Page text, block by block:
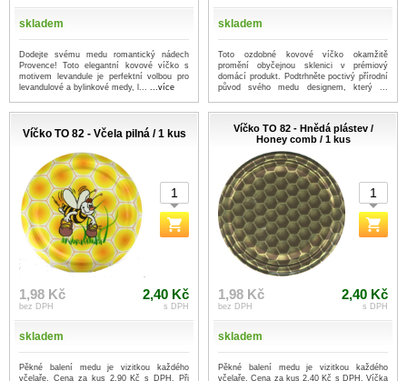
skladem
Dodejte svému medu romantický nádech
Provence! Toto elegantní kovové víčko s
motivem levandule je perfektní volbou pro
levandulové a bylinkové medy, l... ...více
skladem
Toto ozdobné kovové víčko okamžitě
promění obyčejnou sklenici v prémiový
domácí produkt. Podtrhněte poctivý přírodní
původ svého medu designem, který ...
Víčko TO 82 - Včela pilná / 1 kus
1,98 Kč
bez DPH
2,40 Kč
s DPH
skladem
Pěkné balení medu je vizitkou každého
včelaře. Cena za kus 2,90 Kč s DPH. Při
Víčko TO 82 - Hnědá plástev /
Honey comb / 1 kus
1,98 Kč
bez DPH
2,40 Kč
s DPH
skladem
Pěkné balení medu je vizitkou každého
včelaře. Cena za kus 2,40 Kč s DPH. Víčka